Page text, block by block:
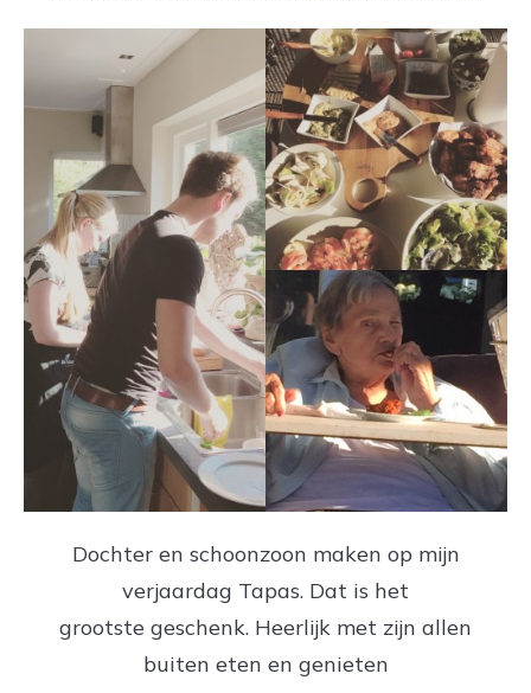
Dochter en schoonzoon maken op mijn
verjaardag Tapas. Dat is het
grootste geschenk. Heerlijk met zijn allen
buiten eten en genieten